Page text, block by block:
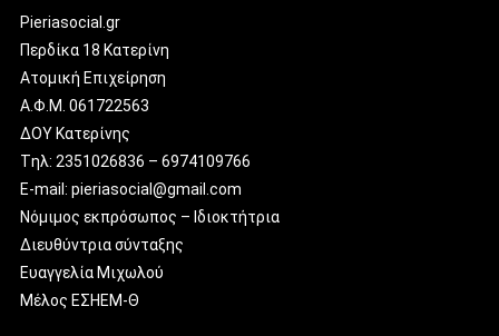
Pieriasocial.gr
Περδίκα 18 Κατερίνη
Ατομική Επιχείρηση
Α.Φ.Μ. 061722563
ΔΟΥ Κατερίνης
Tηλ: 2351026836 – 6974109766
E-mail: pieriasocial@gmail.com
Νόμιμος εκπρόσωπος – Ιδιοκτήτρια
Διευθύντρια σύνταξης
Ευαγγελία Μιχωλού
Μέλος ΕΣΗΕΜ-Θ